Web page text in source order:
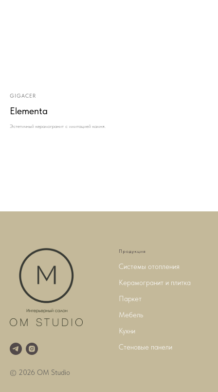
GIGACER
Elementa
Эстетичный керамогранит с имитацией камня.
© 2026 OM Studio
Продукция
Системы отопления
Керамогранит и плитка
Паркет
Мебель
Кухни
Стеновые панели